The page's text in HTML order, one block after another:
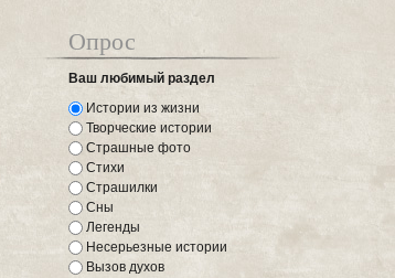
Опрос
Ваш любимый раздел
Истории из жизни
Творческие истории
Страшные фото
Стихи
Страшилки
Сны
Легенды
Несерьезные истории
Вызов духов